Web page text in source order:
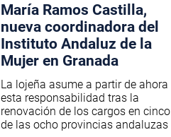
María Ramos Castilla,
nueva coordinadora del
Instituto Andaluz de la
Mujer en Granada
La lojeña asume a partir de ahora
esta responsabilidad tras la
renovación de los cargos en cinco
de las ocho provincias andaluzas